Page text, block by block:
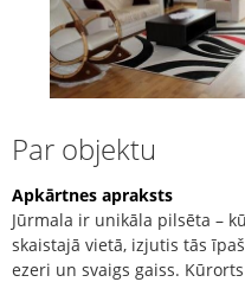
Par objektu
Apkārtnes apraksts
Jūrmala ir unikāla pilsēta –
skaistajā vietā, izjutis tās
ezeri un svaigs gaiss.